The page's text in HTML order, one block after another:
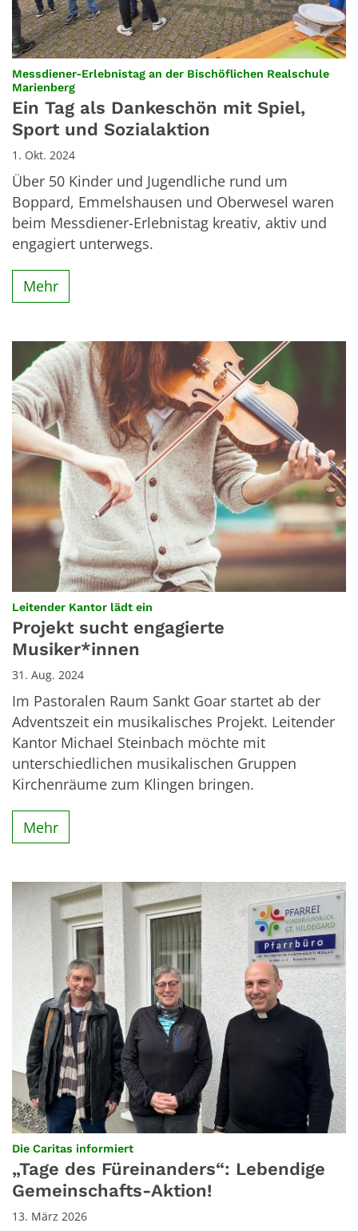
Messdiener-Erlebnistag an der Bischöflichen Realschule
Marienberg:
Ein Tag als Dankeschön mit Spiel,
Sport und Sozialaktion
1. Okt. 2024
Über 50 Kinder und Jugendliche rund um
Boppard, Emmelshausen und Oberwesel waren
beim Messdiener-Erlebnistag kreativ, aktiv und
engagiert unterwegs.
Mehr
Leitender Kantor lädt ein
Projekt sucht engagierte
Musiker*innen
31. Aug. 2024
Im Pastoralen Raum Sankt Goar startet ab der
Adventszeit ein musikalisches Projekt. Leitender
Kantor Michael Steinbach möchte mit
unterschiedlichen musikalischen Gruppen
Kirchenräume zum Klingen bringen.
Mehr
Die Caritas informiert:
„Tage des Füreinanders“: Lebendige
Gemeinschafts-Aktion!
13. März 2026